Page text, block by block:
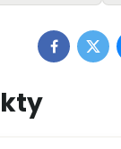
Facebook